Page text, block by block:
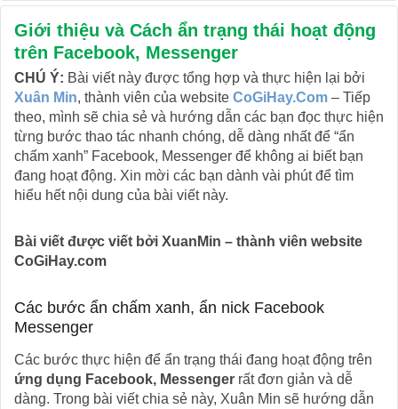
Giới thiệu và Cách ẩn trạng thái hoạt động
trên Facebook, Messenger
CHÚ Ý: Bài viết này được tổng hợp và thực hiện lại bởi
Xuân Min, thành viên của website CoGiHay.Com – Tiếp
theo, mình sẽ chia sẻ và hướng dẫn các bạn đọc thực hiện
từng bước thao tác nhanh chóng, dễ dàng nhất để “ẩn
chấm xanh” Facebook, Messenger để không ai biết bạn
đang hoạt động. Xin mời các bạn dành vài phút để tìm
hiểu hết nội dung của bài viết này.
Bài viết được viết bởi XuanMin – thành viên website
CoGiHay.com
Các bước ẩn chấm xanh, ẩn nick Facebook
Messenger
Các bước thực hiện để ẩn trạng thái đang hoạt động trên
ứng dụng Facebook, Messenger rất đơn giản và dễ
dàng. Trong bài viết chia sẻ này, Xuân Min sẽ hướng dẫn